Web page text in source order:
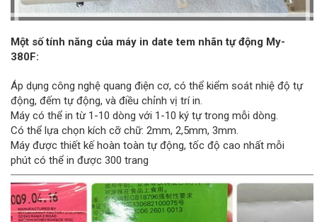
Một số tính năng của máy in date tem nhãn tự động My-
380F:
Áp dụng công nghệ quang điện cơ, có thể kiểm soát nhiệ độ tự
động, đếm tự động, và điều chỉnh vị trí in.
Máy có thể in từ 1-10 dòng với 1-10 ký tự trong mỗi dòng.
Có thể lựa chọn kích cỡ chữ: 2mm, 2,5mm, 3mm.
Máy được thiết kế hoàn toàn tự động, tốc độ cao nhất mỗi
phút có thể in được 300 trang